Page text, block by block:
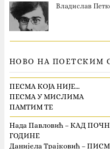
Владислав
НОВО НА ПОЕТСКИМ
ПЕСМА КОЈА НИЈЕ…
ПЕСМА У МИСЛИМА
ПАМТИМ ТЕ
Нада Павловић – КАД
ГОДИНЕ
Данијела Трајковић –